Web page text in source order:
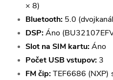
× 8)
Bluetooth: 5.0
DSP:Áno
Slot na SIM kartu:Áno
Počet USB vstupov: 3
FM čip:TEF6686 (NXP)